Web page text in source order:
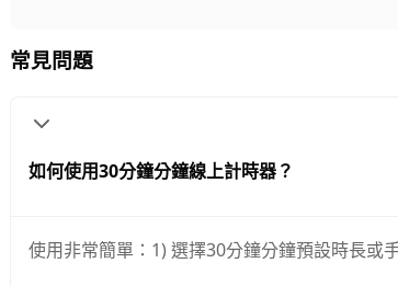
常見問題
如何使用30分鐘分鐘線上計時器？
使用非常簡單：1) 選擇30分鐘分鐘預設時長或